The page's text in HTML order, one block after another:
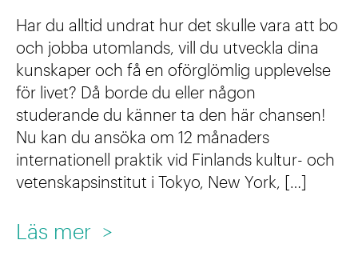
h
h
a
n
d
l
n
n
g
ä
r
v
i
k
n
b
o
k
?
o
r
g
o
c
h
Har du alltid undrat hur det skulle vara att bo
och jobba utomlands, vill du utveckla dina
kunskaper och få en oförglömlig upplevelse
för livet? Då borde du eller någon
studerande du känner ta den här chansen!
Nu kan du ansöka om 12 månaders
internationell praktik vid Finlands kultur- och
vetenskapsinstitut i Tokyo, New York, […]
Läs mer: >